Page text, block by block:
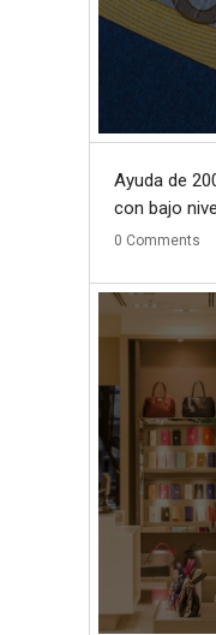
Ayuda de
con bajo
0 Comments